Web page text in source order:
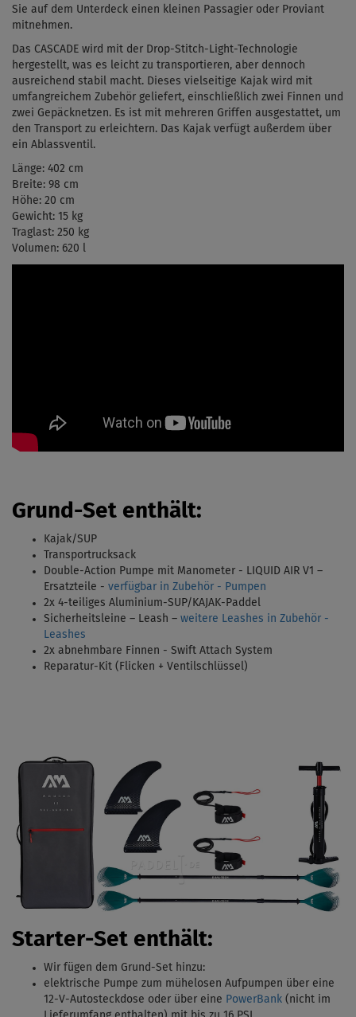
Sie auf dem Unterdeck einen kleinen Passagier oder Proviant
mitnehmen.
Das CASCADE wird mit der Drop-Stitch-Light-Technologie
hergestellt, was es leicht zu transportieren, aber dennoch
ausreichend stabil macht. Dieses vielseitige Kajak wird mit
umfangreichem Zubehör geliefert, einschließlich zwei Finnen und
zwei Gepäcknetzen. Es ist mit mehreren Griffen ausgestattet, um
den Transport zu erleichtern. Das Kajak verfügt außerdem über
ein Ablassventil.
Länge: 402 cm
Breite: 98 cm
Höhe: 20 cm
Gewicht: 15 kg
Traglast: 250 kg
Volumen: 620 l
Grund-Set enthält:
Kajak/SUP
Transportrucksack
Double-Action Pumpe mit Manometer - LIQUID AIR V1 –
Ersatzteile - verfügbar in Zubehör - Pumpen
2x 4-teiliges Aluminium-SUP/KAJAK-Paddel
Sicherheitsleine – Leash – weitere Leashes in Zubehör -
Leashes
2x abnehmbare Finnen - Swift Attach System
Reparatur-Kit (Flicken + Ventilschlüssel)
Starter-Set enthält:
Wir fügen dem Grund-Set hinzu:
elektrische Pumpe zum mühelosen Aufpumpen über eine
12-V-Autosteckdose oder über eine PowerBank (nicht im